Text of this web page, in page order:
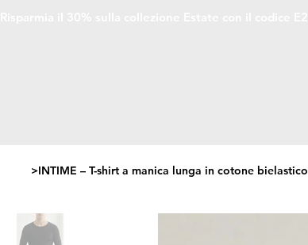
>INTIME – T-shirt a manica lunga in cotone bielastico